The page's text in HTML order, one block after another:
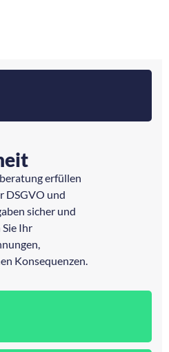
erfüllen
DSGVO und
sicher und
Sie Ihr
Konsequenzen.